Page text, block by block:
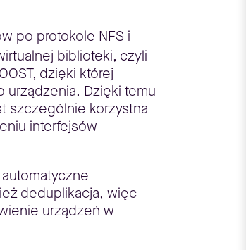
po protokole NFS i
biblioteki, czyli
dzięki której
Dzięki temu
szczególnie korzystna
interfejsów
deduplikacja, więc
urządzeń w